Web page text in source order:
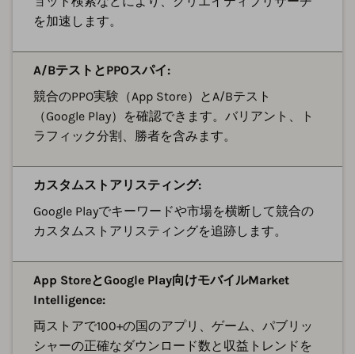
を加速します。
A/BテストとPPOスパイ:
競合のPPO実験（App Store）とA/Bテスト
（Google Play）を確認できます。バリアント、ト
ラフィック分割、勝者を含みます。
カスタムストアリスティング:
Google Playでキーワードや市場を横断して競合の
カスタムストアリスティングを追跡します。
App StoreとGoogle Play向けモバイルMarket
Intelligence:
両ストアで100+の国のアプリ、ゲーム、パブリッ
シャーの正確なダウンロード数と収益トレンドを